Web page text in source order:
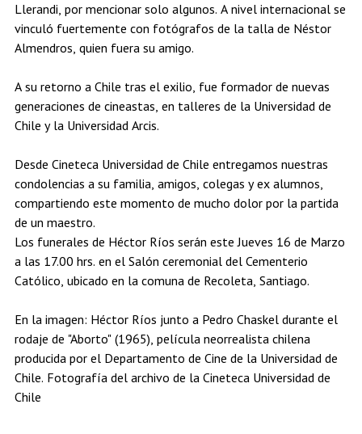
Llerandi, por mencionar solo algunos. A nivel internacional se
vinculó fuertemente con fotógrafos de la talla de Néstor
Almendros, quien fuera su amigo.
A su retorno a Chile tras el exilio, fue formador de nuevas
generaciones de cineastas, en talleres de la Universidad de
Chile y la Universidad Arcis.
Desde Cineteca Universidad de Chile entregamos nuestras
condolencias a su familia, amigos, colegas y ex alumnos,
compartiendo este momento de mucho dolor por la partida
de un maestro.
Los funerales de Héctor Ríos serán este Jueves 16 de Marzo
a las 17.00 hrs. en el Salón ceremonial del Cementerio
Católico, ubicado en la comuna de Recoleta, Santiago.
En la imagen: Héctor Ríos junto a Pedro Chaskel durante el
rodaje de "Aborto" (1965), película neorrealista chilena
producida por el Departamento de Cine de la Universidad de
Chile. Fotografía del archivo de la Cineteca Universidad de
Chile